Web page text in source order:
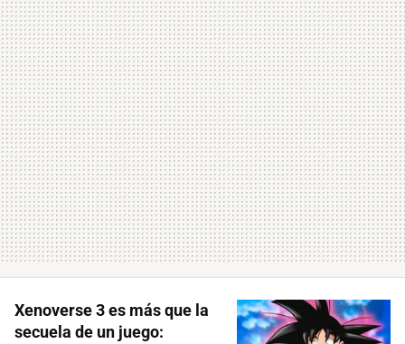
Xenoverse 3 es más que la
secuela de un juego: